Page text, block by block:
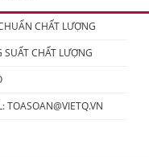
CHẤT LƯỢNG
SUẤT CHẤT LƯỢNG
TOASOAN@VIETQ.VN